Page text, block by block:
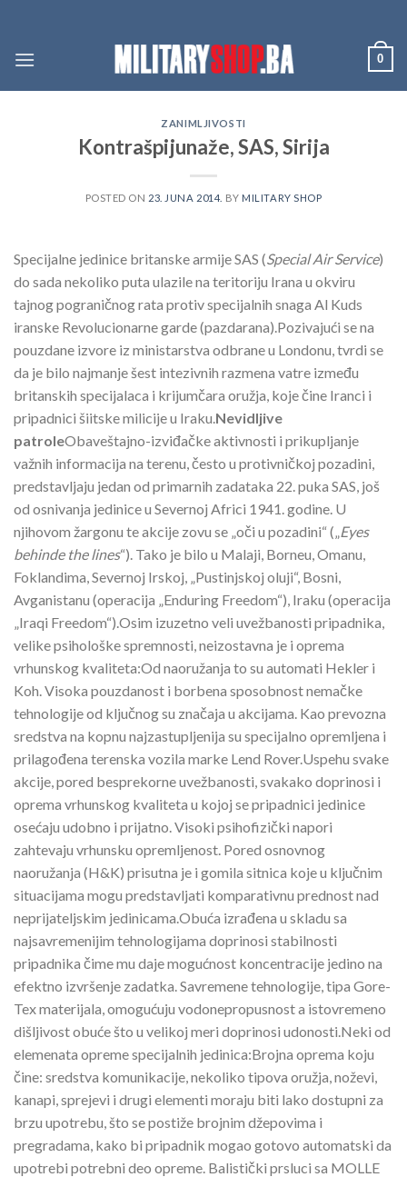
content
0
ZANIMLJIVOSTI
Kontrašpijunaže, SAS, Sirija
POSTED ON 23. JUNA 2014. BY MILITARY SHOP
Specijalne jedinice britanske armije SAS ( Special Air Service)
do sada nekoliko puta ulazile na teritoriju Irana u okviru
tajnog pograničnog rata protiv specijalnih snaga Al Kuds
iranske Revolucionarne garde (pazdarana). Pozivajući se na
pouzdane izvore iz ministarstva odbrane u Londonu, tvrdi se
da je bilo najmanje šest intezivnih razmena vatre između
britanskih specijalaca i krijumčara oružja, koje čine Iranci i
pripadnici šiitske milicije u Iraku. Nevidljive
patroleObaveštajno-izviđačke aktivnosti i prikupljanje
važnih informacija na terenu, često u protivničkoj pozadini,
predstavljaju jedan od primarnih zadataka 22. puka SAS, još
od osnivanja jedinice u Severnoj Africi 1941. godine. U
njihovom žargonu te akcije zovu se „oči u pozadini“ („ Eyes
behinde the lines“). Tako je bilo u Malaji, Borneu, Omanu,
Foklandima, Severnoj Irskoj, „Pustinjskoj oluji“, Bosni,
Avganistanu (operacija „Enduring Freedom“), Iraku (operacija
„Iraqi Freedom“).Osim izuzetno veli uvežbanosti pripadnika,
velike psihološke spremnosti, neizostavna je i oprema
vrhunskog kvaliteta:Od naoružanja to su automati Hekler i
Koh. Visoka pouzdanost i borbena sposobnost nemačke
tehnologije od ključnog su značaja u akcijama. Kao prevozna
sredstva na kopnu najzastupljenija su specijalno opremljena i
prilagođena terenska vozila marke Lend Rover.Uspehu svake
akcije, pored besprekorne uvežbanosti, svakako doprinosi i
oprema vrhunskog kvaliteta u kojoj se pripadnici jedinice
osećaju udobno i prijatno. Visoki psihofizički napori
zahtevaju vrhunsku opremljenost. Pored osnovnog
naoružanja (H&K) prisutna je i gomila sitnica koje u ključnim
situacijama mogu predstavljati komparativnu prednost nad
neprijateljskim jedinicama.Obuća izrađena u skladu sa
najsavremenijim tehnologijama doprinosi stabilnosti
pripadnika čime mu daje mogućnost koncentracije jedino na
efektno izvršenje zadatka. Savremene tehnologije, tipa Gore-
Tex materijala, omogućuju vodonepropusnost a istovremeno
dišljivost obuće što u velikoj meri doprinosi udonosti.Neki od
elemenata opreme specijalnih jedinica:Brojna oprema koju
čine: sredstva komunikacije, nekoliko tipova oružja, noževi,
kanapi, sprejevi i drugi elementi moraju biti lako dostupni za
brzu upotrebu, što se postiže brojnim džepovima i
pregradama, kako bi pripadnik mogao gotovo automatski da
upotrebi potrebni deo opreme. Balistički prsluci sa MOLLE